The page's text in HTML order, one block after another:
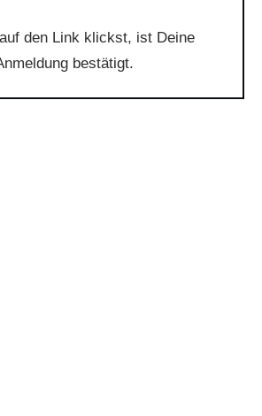
den Link klickst, ist Deine
bestätigt.